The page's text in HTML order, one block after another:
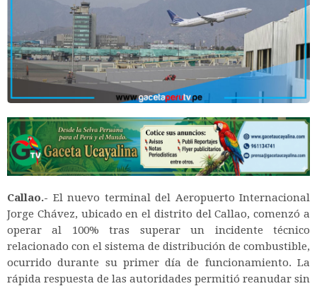
Callao.- El nuevo terminal del Aeropuerto Internacional
Jorge Chávez, ubicado en el distrito del Callao, comenzó a
operar al 100% tras superar un incidente técnico
relacionado con el sistema de distribución de combustible,
ocurrido durante su primer día de funcionamiento. La
rápida respuesta de las autoridades permitió reanudar sin